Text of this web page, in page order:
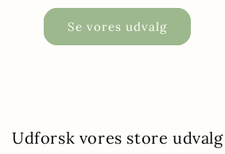
Se vores udvalg
Udforsk vores store udvalg